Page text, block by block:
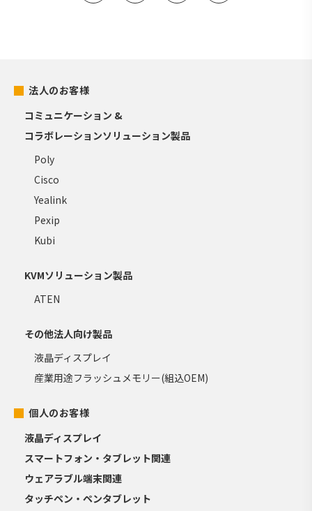
法人のお客様
コミュニケーション &
コラボレーションソリューション製品
Poly
Cisco
Yealink
Pexip
Kubi
KVMソリューション製品
ATEN
その他法人向け製品
液晶ディスプレイ
産業用途フラッシュメモリー(組込OEM)
個人のお客様
液晶ディスプレイ
スマートフォン・タブレット関連
ウェアラブル端末関連
タッチペン・ペンタブレット